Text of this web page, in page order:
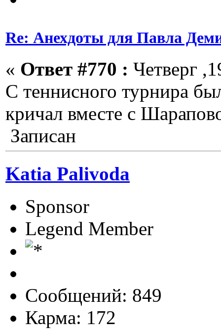
Re: Анехдоты для Павла
« Ответ #770 : Четверг
С теннисного турнира
кричал вместе с
Записан
Katia Palivoda
Sponsor
Legend Member
Сообщений: 849
Карма: 172